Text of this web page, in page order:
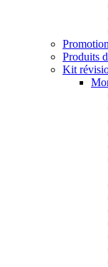
Produits
Kit